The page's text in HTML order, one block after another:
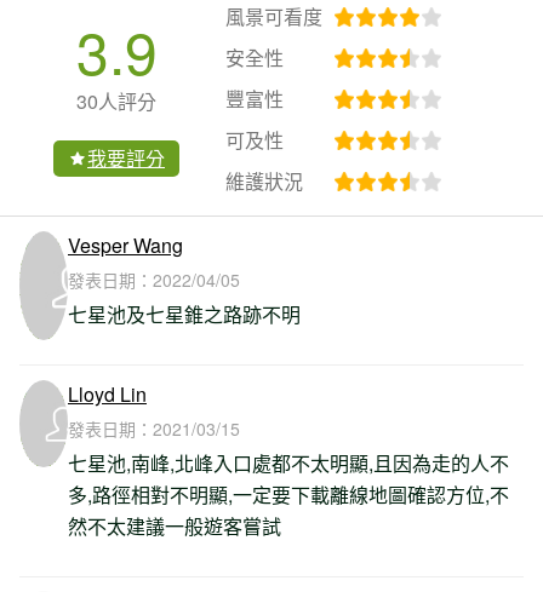
3.9
30人評分
我要評分
風景可看度
安全性
豐富性
可及性
維護狀況
Vesper Wang
發表日期： 2022/04/05
七星池及七星錐之路跡不明
Lloyd Lin
發表日期： 2021/03/15
七星池,南峰,北峰入口處都不太明顯,且因為走的人不
多,路徑相對不明顯,一定要下載離線地圖確認方位,不
然不太建議一般遊客嘗試